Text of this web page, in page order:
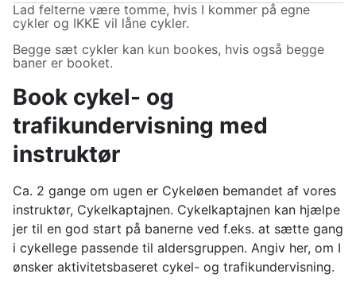
Lad felterne være tomme, hvis I kommer på egne
cykler og IKKE vil låne cykler.
Begge sæt cykler kan kun bookes, hvis også begge
baner er booket.
Book cykel- og
trafikundervisning med
instruktør
Ca. 2 gange om ugen er Cykeløen bemandet af vores
instruktør, Cykelkaptajnen. Cykelkaptajnen kan hjælpe
jer til en god start på banerne ved f.eks. at sætte gang
i cykellege passende til aldersgruppen. Angiv her, om I
ønsker aktivitetsbaseret cykel- og trafikundervisning.